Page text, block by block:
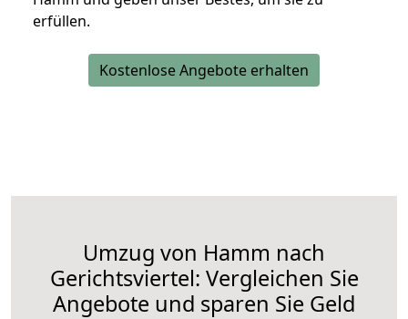
erfüllen.
Kostenlose Angebote erhalten
Umzug von Hamm nach
Gerichtsviertel: Vergleichen Sie
Angebote und sparen Sie Geld